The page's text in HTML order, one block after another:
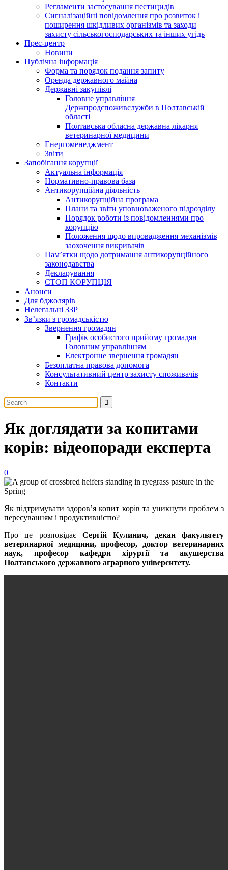
Регламенти застосування пестицидів
Сигналізаційні повідомлення про розвиток і
поширення шкідливих організмів та заходи
захисту сільськогосподарських та інших угідь
Прес-центр
Новини
Публічна інформація
Форма та порядок подання запиту
Оренда державного майна
Державні закупівлі
Головне управління
Держпродспоживслужби в Полтавській
області
Полтавська обласна державна лікарня
ветеринарної медицини
Енергоменеджмент
Звіти
Запобігання корупції
Актуальна інформація
Нормативно-правова база
Антикорупційна діяльність
Антикорупційна програма
Плани та звіти уповноваженого підрозділу
Порядок роботи із повідомленнями про
корупцію
Положення щодо впровадження механізмів
заохочення викривачів
Пам’ятки щодо дотримання антикорупційного
законодавства
Декларування
СТОП КОРУПЦІЯ
Анонси
Для бджолярів
Нелегальні ЗЗР
Зв’язки з громадськістю
Звернення громадян
Графік особистого прийому громадян
Головним управлінням
Електронне звернення громадян
Безоплатна правова допомога
Консультативний центр захисту споживачів
Контакти
Як доглядати за копитами
корів: відеопоради експерта
0
Як підтримувати здоров’я копит корів та уникнути проблем з
пересуванням і продуктивністю?
Про це розповідає Сергій Кулинич, декан факультету
ветеринарної медицини, професор, доктор ветеринарних
наук, професор кафедри хірургії та акушерства
Полтавського державного аграрного університету.